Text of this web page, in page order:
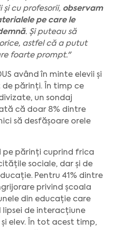
cu profesorii, observam
pe care le
. Și puteau să
astfel că a putut
foarte prompt."
având în minte elevii și
părinți. În timp ce
un sondaj
că doar 8% dintre
să desfășoare orele
pe părinți cuprind frica
sociale, dar și de
Pentru 41% dintre
privind școala
din educație care
de interacțiune
elev. În tot acest timp,